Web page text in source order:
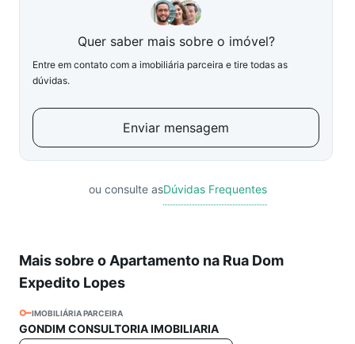
Quer saber mais sobre o imóvel?
Entre em contato com a imobiliária parceira e tire todas as
dúvidas.
Enviar mensagem
ou consulte asDúvidas Frequentes
Mais sobre o Apartamento na Rua Dom
Expedito Lopes
IMOBILIÁRIA PARCEIRA
GONDIM CONSULTORIA IMOBILIARIA